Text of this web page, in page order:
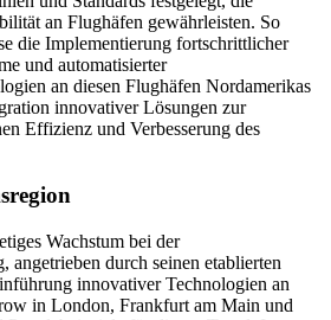
an Flughäfen gewährleisten. So
die Implementierung fortschrittlicher
und automatisierter
an diesen Flughäfen Nordamerikas
innovativer Lösungen zur
Effizienz und Verbesserung des
Wachstum bei der
angetrieben durch seinen etablierten
innovativer Technologien an
in London, Frankfurt am Main und